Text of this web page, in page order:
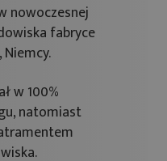
nowoczesnej
fabryce
w 100%
natomiast